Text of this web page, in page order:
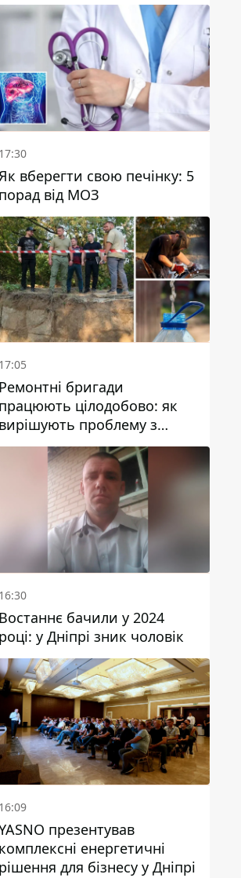
готуються до
опалювального сезону
17:30
Як вберегти свою печінку: 5
порад від МОЗ
17:05
Ремонтні бригади
працюють цілодобово: як
вирішують проблему з
у Марганецькій
громаді
16:30
Востаннє бачили у 2024
році: у Дніпрі зник чоловік
16:09
презентував
комплексні енергетичні
рішення для бізнесу у Дніпрі